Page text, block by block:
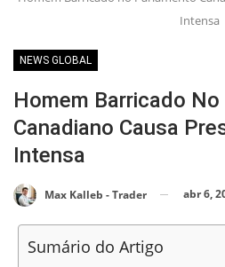
Intensa
NEWS GLOBAL
Homem Barricado
Canadiano Causa
Intensa
Max Kalleb - Trader abr 6,
Sumário do Artigo